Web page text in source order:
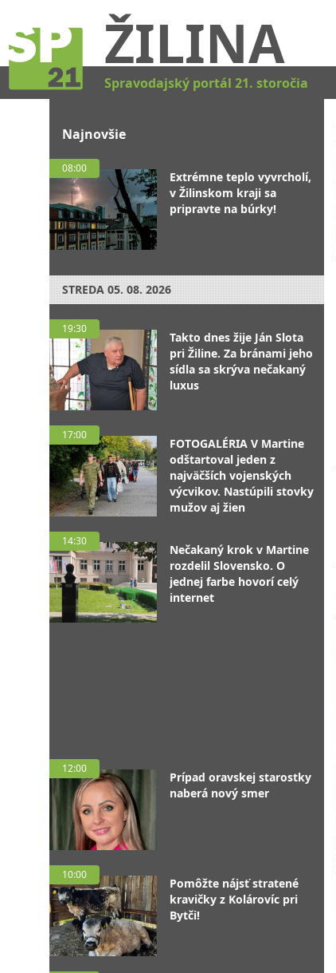
ŽILINA
Spravodajský portál 21. storočia
Najnovšie
08:00
Extrémne teplo vyvrcholí,
v Žilinskom kraji sa
pripravte na búrky!
STREDA 05. 08. 2026
19:30
Takto dnes žije Ján Slota
pri Žiline. Za bránami jeho
sídla sa skrýva nečakaný
luxus
17:00
FOTOGALÉRIA V Martine
odštartoval jeden z
najväčších vojenských
výcvikov. Nastúpili stovky
mužov aj žien
14:30
Nečakaný krok v Martine
rozdelil Slovensko. O
jednej farbe hovorí celý
internet
12:00
Prípad oravskej starostky
naberá nový smer
10:00
Pomôžte nájsť stratené
kravičky z Kolárovíc pri
Bytči!